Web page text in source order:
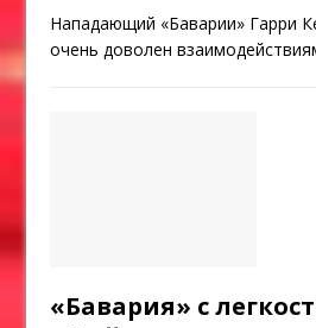
Нападающий «Баварии» Гарри
очень доволен
«Бавария» с